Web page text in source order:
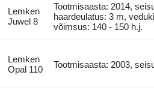
Lemken
Juwel 8
Tootmisaasta: 2014,
haardeulatus: 3 m,
võimsus: 140 - 150 h.j.
Lemken
Opal 110
Tootmisaasta: 2003,